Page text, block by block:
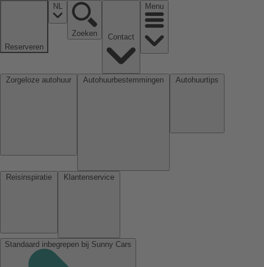
Reserveren
NL
Zoeken
Menu
Standaard inbegrepen bij Sunny Cars